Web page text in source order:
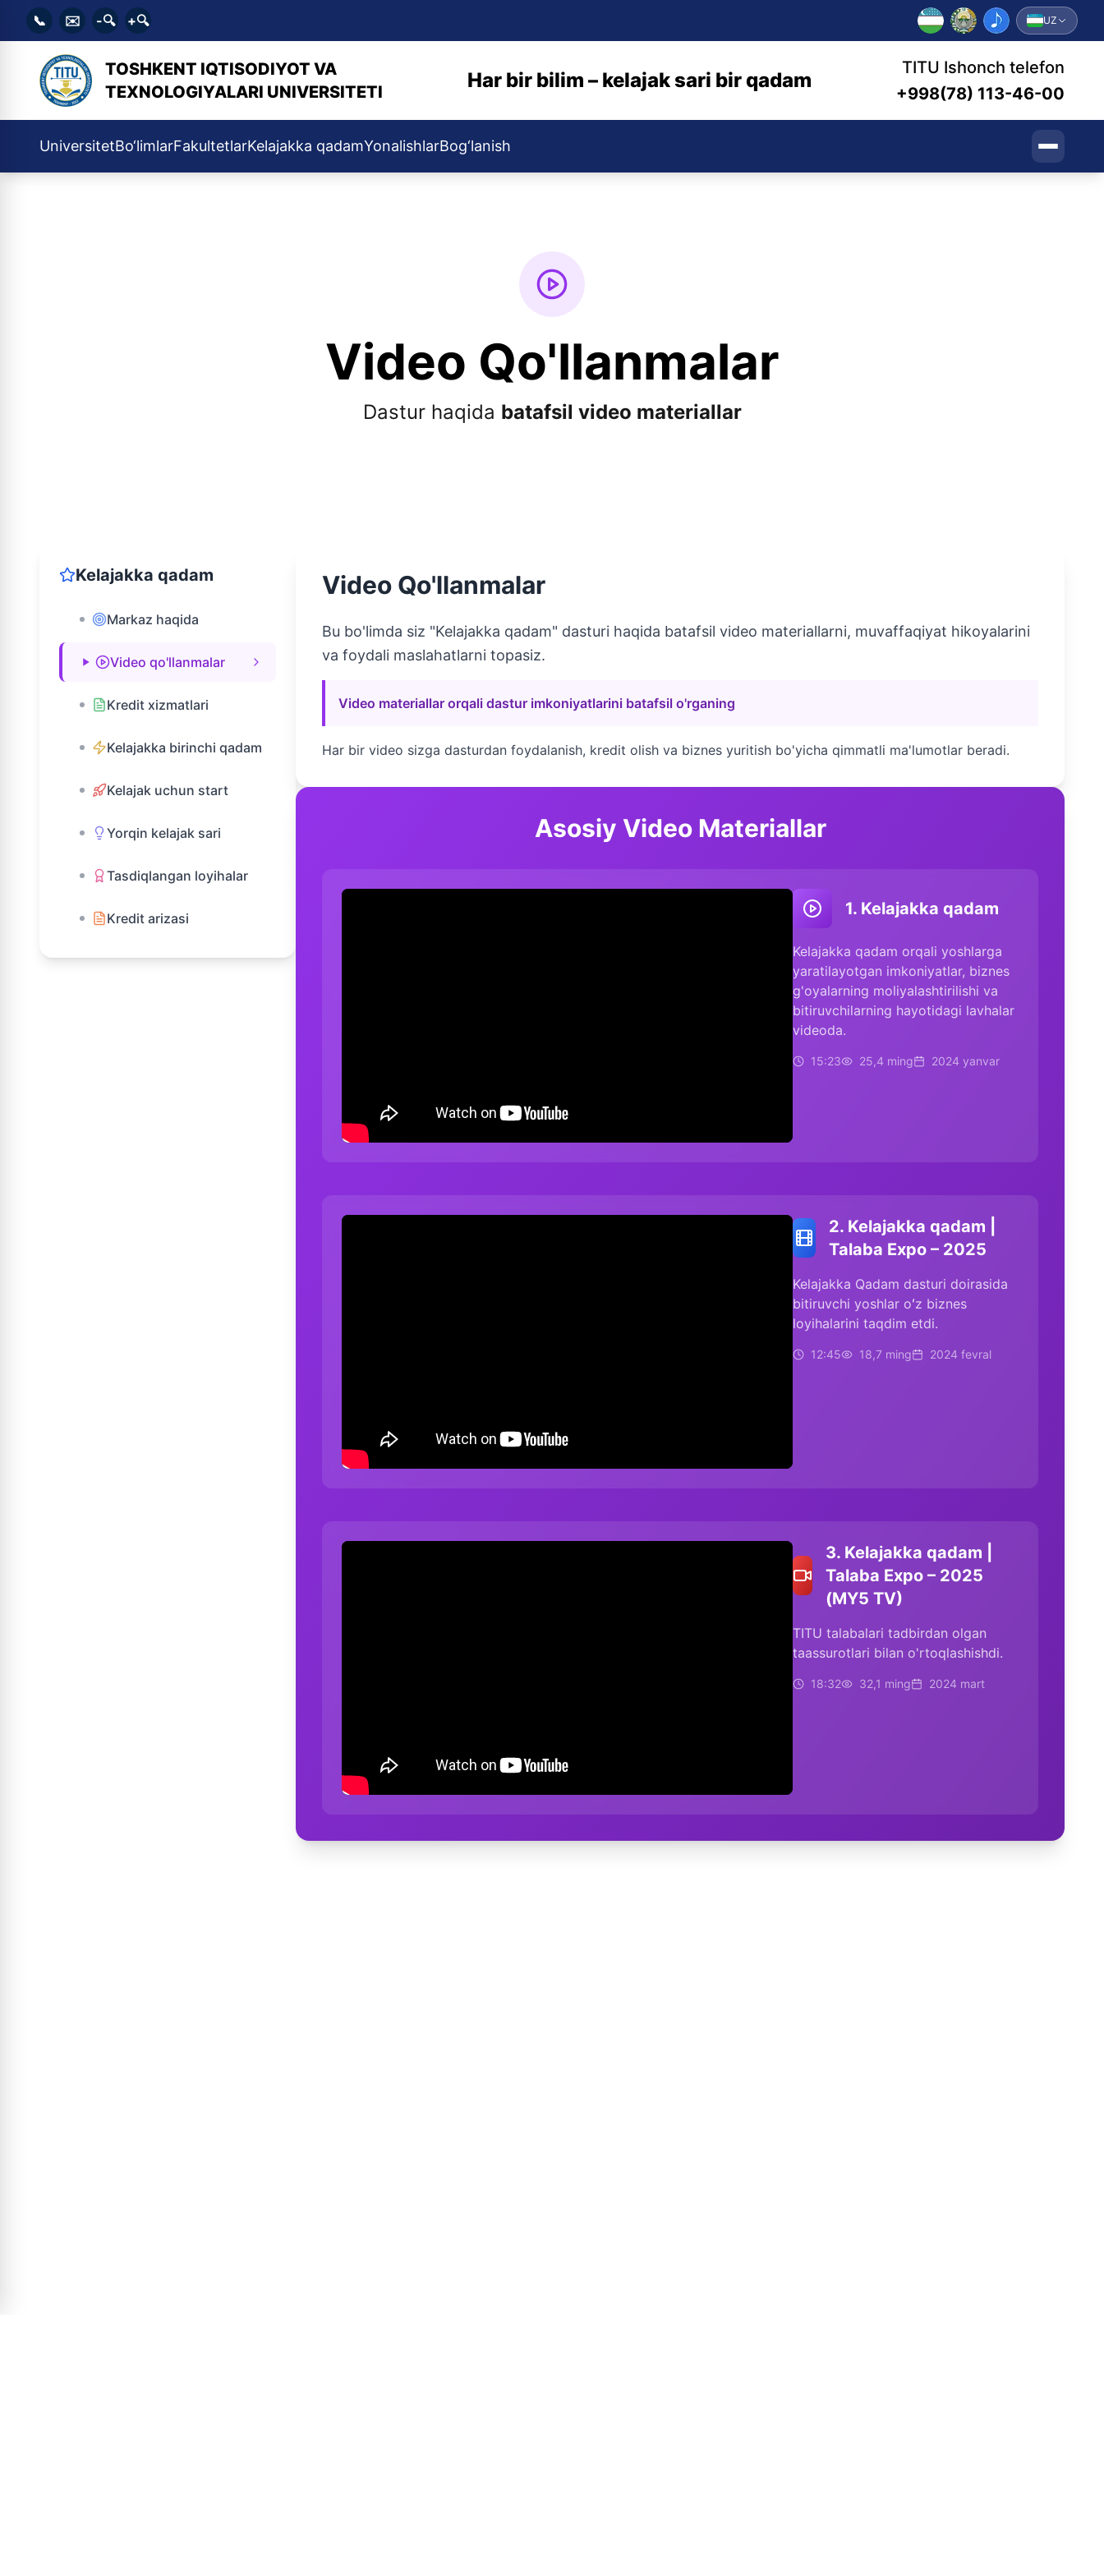
📞 ✉️ -🔍 +🔍 UZ
TOSHKENT IQTISODIYOT VA
TEXNOLOGIYALARI UNIVERSITETI
Har bir bilim – kelajak sari bir qadam
TITU Ishonch telefon
+998(78) 113-46-00
UniversitetBo‘limlarFakultetlarKelajakka qadamYonalishlarBog‘lanish
Video Qo'llanmalar
Dastur haqida batafsil video materiallar
Kelajakka qadam
Markaz haqida
Video qo'llanmalar
Kredit xizmatlari
Kelajakka birinchi qadam
Kelajak uchun start
Yorqin kelajak sari
Tasdiqlangan loyihalar
Kredit arizasi
Video Qo'llanmalar
Bu bo'limda siz "Kelajakka qadam" dasturi haqida batafsil video materiallarni, muvaffaqiyat hikoyalarini
va foydali maslahatlarni topasiz.
Video materiallar orqali dastur imkoniyatlarini batafsil o'rganing
Har bir video sizga dasturdan foydalanish, kredit olish va biznes yuritish bo'yicha qimmatli ma'lumotlar beradi.
Asosiy Video Materiallar
1. Kelajakka qadam
Kelajakka qadam orqali yoshlarga
yaratilayotgan imkoniyatlar, biznes
g'oyalarning moliyalashtirilishi va
bitiruvchilarning hayotidagi lavhalar
videoda.
15:23 25,4 ming 2024 yanvar
2. Kelajakka qadam |
Talaba Expo – 2025
Kelajakka Qadam dasturi doirasida
bitiruvchi yoshlar oʻz biznes
loyihalarini taqdim etdi.
12:45 18,7 ming 2024 fevral
3. Kelajakka qadam |
Talaba Expo – 2025
(MY5 TV)
TITU talabalari tadbirdan olgan
taassurotlari bilan o'rtoqlashishdi.
18:32 32,1 ming 2024 mart